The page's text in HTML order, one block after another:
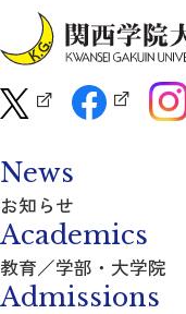
News
お知らせ
Academics
教育／学部・大学院
Admissions